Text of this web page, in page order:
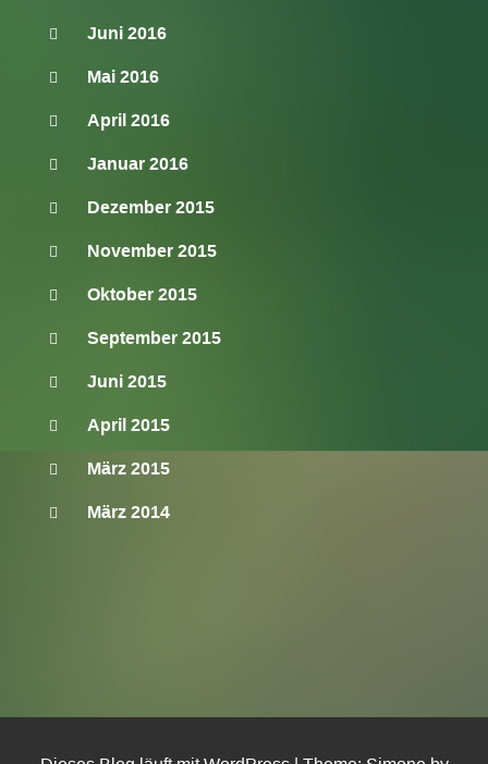
Juni 2016
Mai 2016
April 2016
Januar 2016
Dezember 2015
November 2015
Oktober 2015
September 2015
Juni 2015
April 2015
März 2015
März 2014